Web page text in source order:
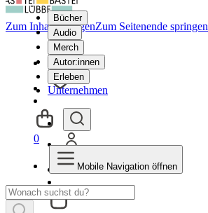
Bücher
Audio
Merch
Autor:innen
Erleben
Unternehmen
Zum Inhalt springenZum Seitenende springen
0
Mobile Navigation öffnen